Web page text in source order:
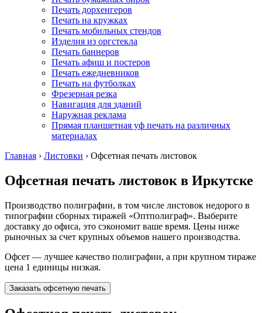
Печать дорхенгеров
Печать на кружках
Печать мобильных стендов
Изделия из оргстекла
Печать баннеров
Печать афиш и постеров
Печать ежедневников
Печать на футболках
Фрезерная резка
Навигация для зданий
Наружная реклама
Прямая планшетная уф печать на различных
материалах
Главная › Листовки › Офсетная печать листовок
Офсетная печать листовок в Иркутске
Производство полиграфии, в том числе листовок недорого в
типографии сборных тиражей «Оптполиграф». Выберите
доставку до офиса, это сэкономит ваше время. Цены ниже
рыночных за счет крупных объемов нашего производства.
Офсет — лучшее качество полиграфии, а при крупном тираже
цена 1 единицы низкая.
Заказать офсетную печать